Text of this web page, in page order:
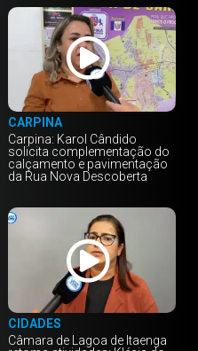
CARPINA
Carpina: Karol Cândido
solicita complementação do
calçamento e pavimentação
da Rua Nova Descoberta
CIDADES
Câmara de Lagoa de Itaenga